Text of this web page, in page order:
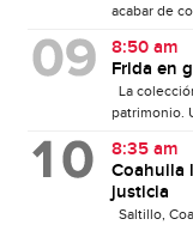
acabar de
8:50 am
Frida en
La
patrimonio.
8:35 am
Coahuila
justicia
Saltillo,